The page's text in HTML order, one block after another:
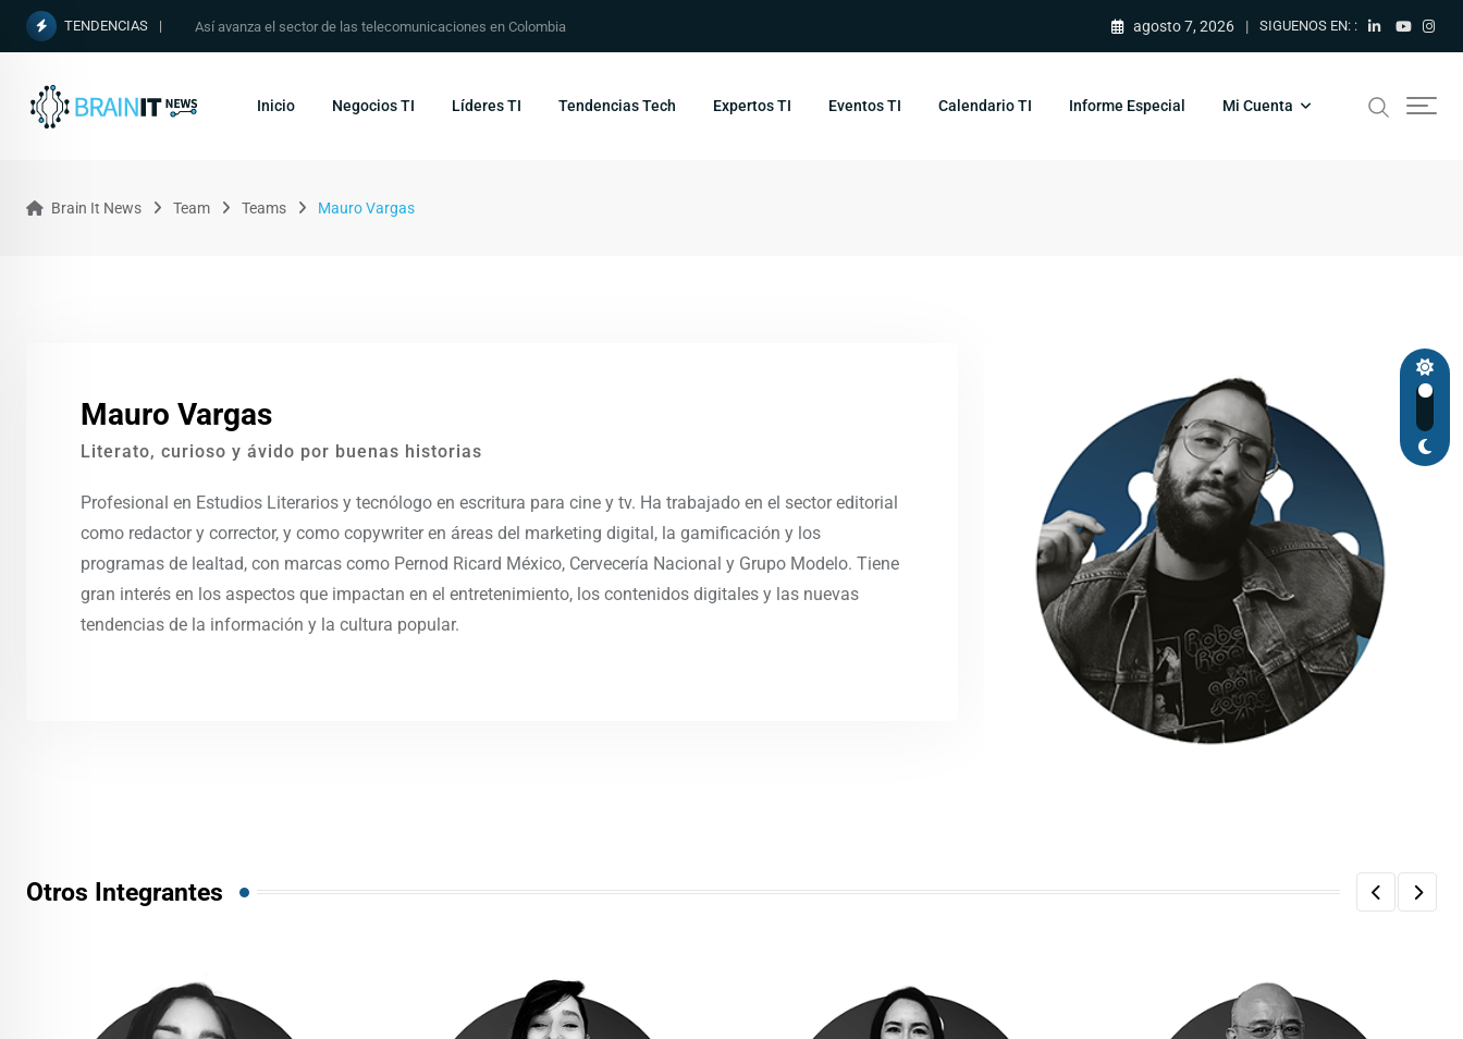
TENDENCIAS Así avanza el sector de las telecomunicaciones en Colombia agosto 7, 2026 SIGUENOS EN: :
Inicio Negocios TI Líderes TI Tendencias Tech Expertos TI Eventos TI Calendario TI Informe Especial Mi Cuenta
Brain It News Team Teams Mauro Vargas
Mauro Vargas
Literato, curioso y ávido por buenas historias
Profesional en Estudios Literarios y tecnólogo en escritura para cine y tv. Ha trabajado en el sector editorial
como redactor y corrector, y como copywriter en áreas del marketing digital, la gamificación y los
programas de lealtad, con marcas como Pernod Ricard México, Cervecería Nacional y Grupo Modelo. Tiene
gran interés en los aspectos que impactan en el entretenimiento, los contenidos digitales y las nuevas
tendencias de la información y la cultura popular.
Otros Integrantes